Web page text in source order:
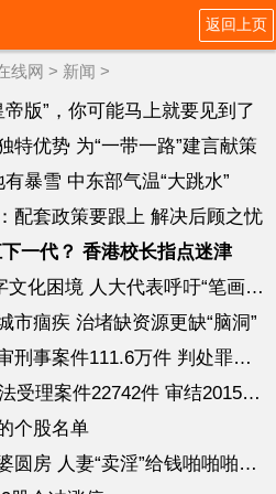
返回上页
线网 > 新闻 >
版”，你可能马上就要见到了
特优势 为“一带一路”建言献策
暴雪 中东部气温“大跳水”
配套政策要跟上 解决后顾之忧
一代？ 香港校长指点迷津
化困境 人大代表呼吁“笔画先行”
市痼疾 治堵缺资源更缺“脑洞”
案件111.6万件 判处罪犯122万人
理案件22742件 审结20151件
个股名单
人妻“卖淫”给钱啪啪啪享受高潮